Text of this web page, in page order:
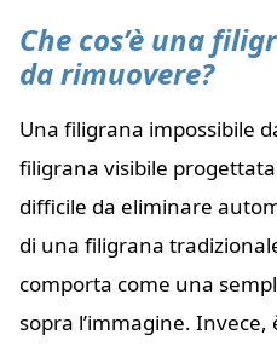
Che cos’è una
da rimuovere?
Una filigrana impossibile
filigrana visibile
difficile da eliminare
di una filigrana
comporta come una
sopra l’immagine.